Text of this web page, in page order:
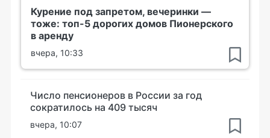
Курение под запретом, вечеринки —
тоже: топ-5 дорогих домов Пионерского
в аренду
вчера, 10:33
Число пенсионеров в России за год
сократилось на 409 тысяч
вчера, 10:07